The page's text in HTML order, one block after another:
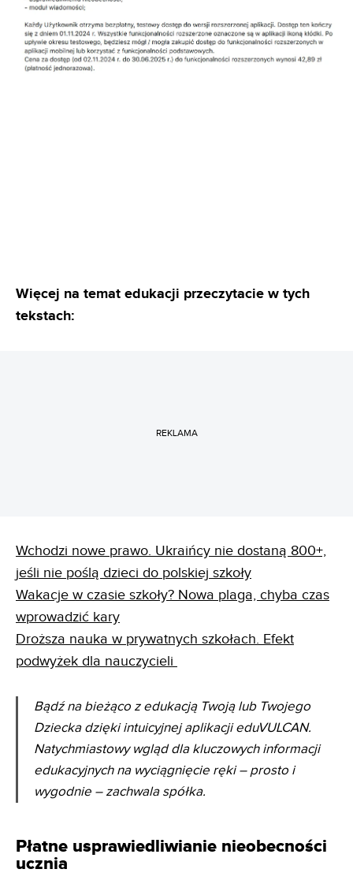
Więcej na temat edukacji przeczytacie w tych
tekstach:
REKLAMA
Wchodzi nowe prawo. Ukraińcy nie dostaną 800+,
jeśli nie poślą dzieci do polskiej szkoły
Wakacje w czasie szkoły? Nowa plaga, chyba czas
wprowadzić kary
Droższa nauka w prywatnych szkołach. Efekt
podwyżek dla nauczycieli
Bądź na bieżąco z edukacją Twoją lub Twojego
Dziecka dzięki intuicyjnej aplikacji eduVULCAN.
Natychmiastowy wgląd dla kluczowych informacji
edukacyjnych na wyciągnięcie ręki – prosto i
wygodnie – zachwala spółka.
Płatne usprawiedliwianie nieobecności
ucznia